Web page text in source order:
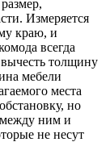
Измеряется
краю, и
всегда
толщину
мебели
места
но
между ним и
не несут